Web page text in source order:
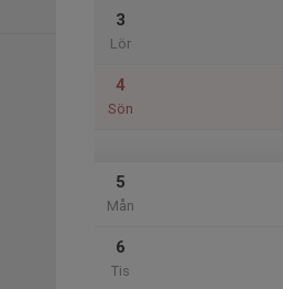
3
Lör
4
Sön
5
Mån
6
Tis